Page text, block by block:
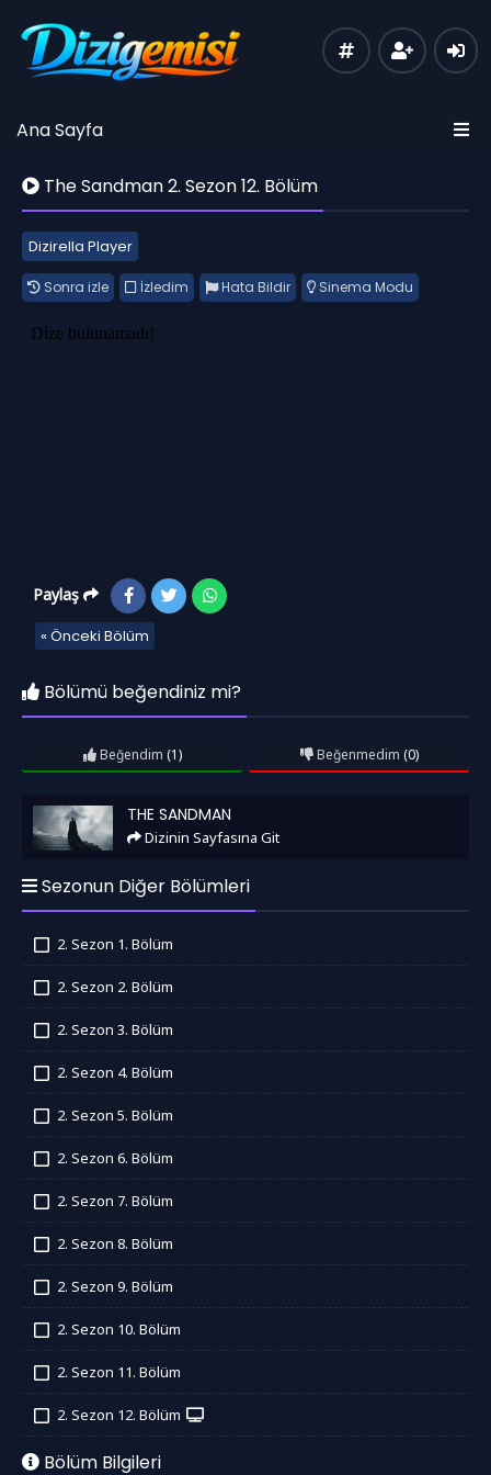
Ana Sayfa
The Sandman 2. Sezon 12. Bölüm
Dizirella Player
Sonra izle İzledim Hata Bildir Sinema Modu
Paylaş
« Önceki Bölüm
Bölümü beğendiniz mi?
Beğendim (1) Beğenmedim (0)
The Sandman THE SANDMAN
Dizinin Sayfasına Git
Sezonun Diğer Bölümleri
2. Sezon 1. Bölüm
2. Sezon 2. Bölüm
2. Sezon 3. Bölüm
2. Sezon 4. Bölüm
2. Sezon 5. Bölüm
2. Sezon 6. Bölüm
2. Sezon 7. Bölüm
2. Sezon 8. Bölüm
2. Sezon 9. Bölüm
2. Sezon 10. Bölüm
2. Sezon 11. Bölüm
2. Sezon 12. Bölüm
Bölüm Bilgileri